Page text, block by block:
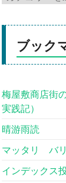
ブック
梅屋敷商店街
実践記）
晴游雨読
マッタリ バ
インデックス